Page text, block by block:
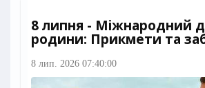
8 липня - Міжнародний
родини: Прикмети та
8 лип. 2026 07:40:00